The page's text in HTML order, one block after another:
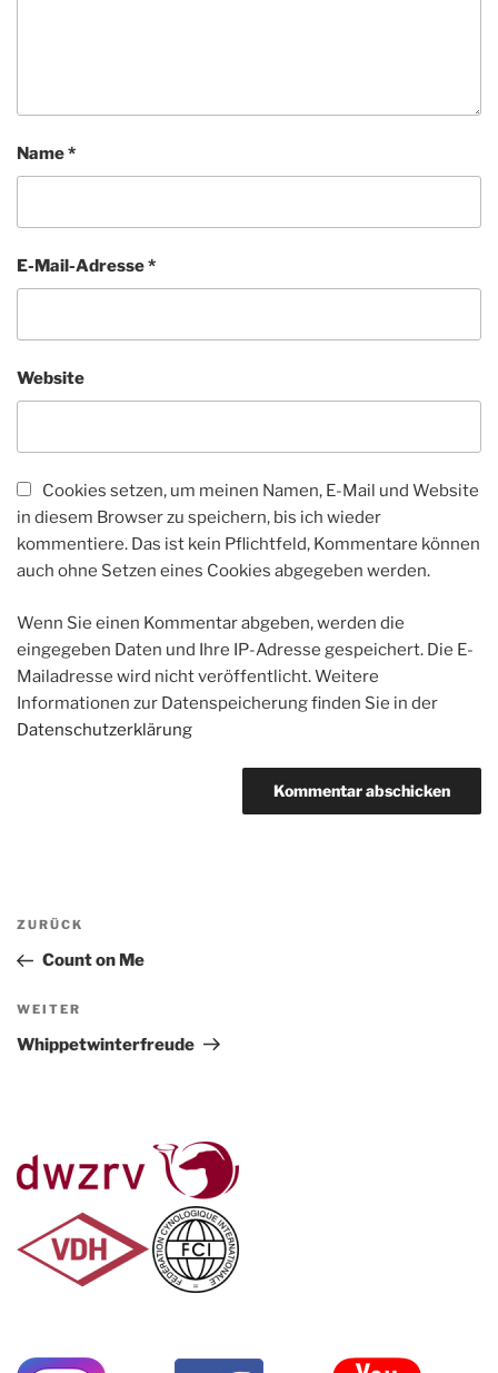
Name*
E-Mail-Adresse*
Website
Cookies setzen, um meinen Namen, E-Mail und Website
in diesem Browser zu speichern, bis ich wieder
kommentiere. Das ist kein Pflichtfeld, Kommentare können
auch ohne Setzen eines Cookies abgegeben werden.
Wenn Sie einen Kommentar abgeben, werden die
eingegeben Daten und Ihre IP-Adresse gespeichert. Die E-
Mailadresse wird nicht veröffentlicht. Weitere
Informationen zur Datenspeicherung finden Sie in der
Datenschutzerklärung
Beitragsnavigation
Vorheriger
Beitrag
ZURÜCK
Count on Me
Nächster
Beitrag
WEITER
Whippetwinterfreude